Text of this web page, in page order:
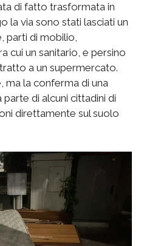
di fatto trasformata in
la via sono stati lasciati un
parti di mobilio,
cui un sanitario, e persino
a un supermercato.
ma la conferma di una
di alcuni cittadini di
direttamente sul suolo